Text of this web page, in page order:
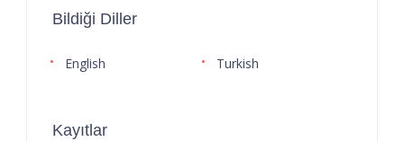
Bildiği Diller
English Turkish
Kayıtlar